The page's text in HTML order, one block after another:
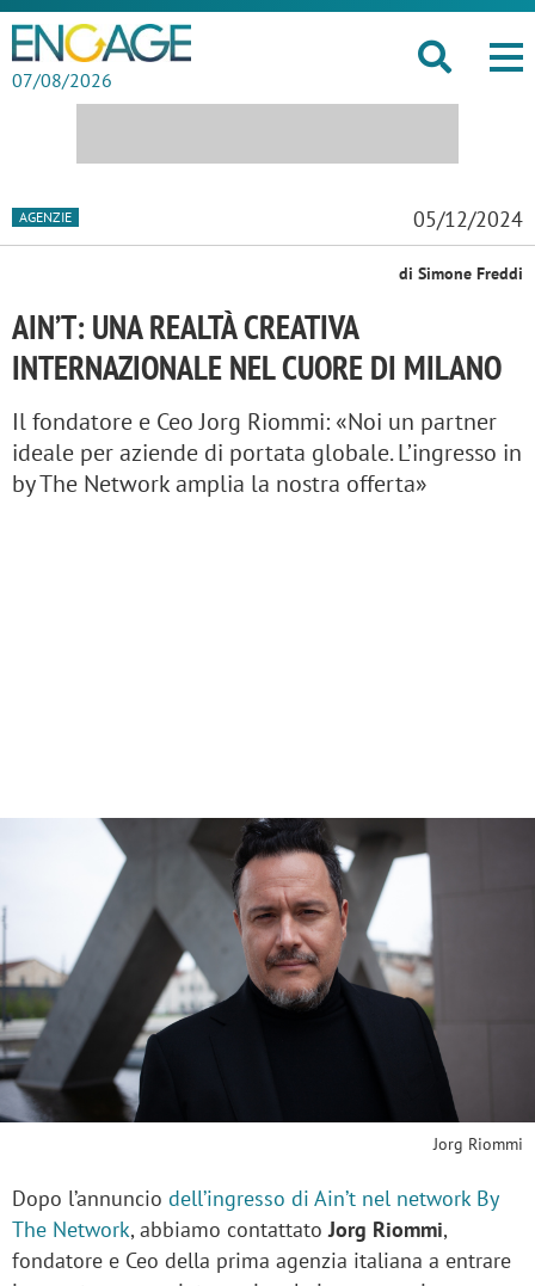
07/08/2026
AGENZIE 05/12/2024
di Simone Freddi
AIN’T: UNA REALTÀ CREATIVA
INTERNAZIONALE NEL CUORE DI MILANO
Il fondatore e Ceo Jorg Riommi: «Noi un partner
ideale per aziende di portata globale. L’ingresso in
by The Network amplia la nostra offerta»
Jorg Riommi
Dopo l’annuncio dell’ingresso di Ain’t nel network By
The Network, abbiamo contattatoJorg Riommi,
fondatore e Ceo della prima agenzia italiana a entrare